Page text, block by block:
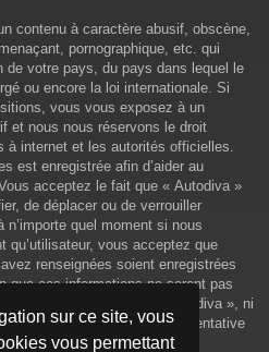
sur ce site, vous
vous permettant
contenu à caractère abusif, obscène,
pornographique, etc. qui
de votre pays, du pays dans lequel le
ou encore la loi internationale. Si
vous vous exposez à un
et nous nous réservons le droit
à internet et les autorités officielles.
est enregistrée afin d’aider au
acceptez le fait que « Autodiva »
de déplacer ou de verrouiller
n’importe quel moment si nous
vous acceptez que
renseignées soient enregistrées
que ces informations ne seront pas
votre consentement, ni « Autodiva », ni
responsables en cas de tentative
vos données.